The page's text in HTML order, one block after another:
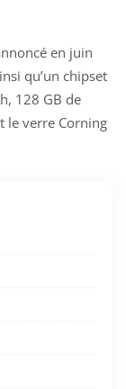
en juin
qu’un chipset
128 GB de
le verre Corning